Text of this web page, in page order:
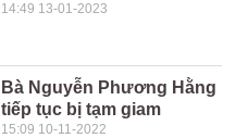
14:49 13-01-2023
Bà Nguyễn Phương Hằng
tiếp tục bị tạm giam
15:09 10-11-2022